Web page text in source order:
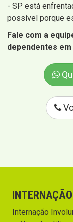
- SP está
possível porque
Fale com a
dependentes
Internação